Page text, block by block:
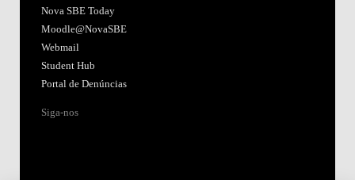
Nova SBE Today
Moodle@NovaSBE
Webmail
Student Hub
Portal de Denúncias
Siga-nos